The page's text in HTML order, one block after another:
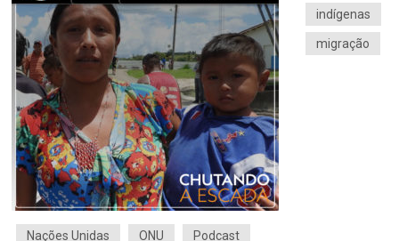
indígenas
migração
Nações Unidas ONU Podcast